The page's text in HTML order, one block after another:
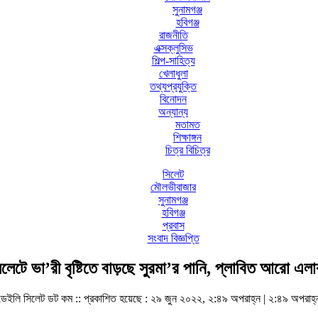
সুনামগঞ্জ
হবিগঞ্জ
রাজনীতি
এক্সক্লুসিভ
শিল্প-সাহিত্য
খেলাধুলা
তথ্যপ্রযুক্তি
বিনোদন
অন্যান্য
মতামত
শিক্ষাঙ্গন
চিত্র বিচিত্র
সিলেট
মৌলভীবাজার
সুনামগঞ্জ
হবিগঞ্জ
প্রবাস
সংবাদ বিজ্ঞপ্তি
ভা’রী বৃষ্টিতে বাড়ছে সুরমা’র পানি, প্লাবিত আরো
সিলেট ডট কম :: প্রকাশিত হয়েছে : ২৯ জুন ২০২২, ২:৪৯ অপরাহ্ন | ২:৪৯